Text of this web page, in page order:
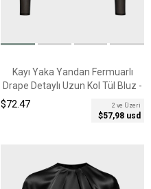
Kayı Yaka Yandan Fermuarlı
Drape Detaylı Uzun Kol Tül Bluz -
2 ve Üzeri
$57,98 usd
$72.47